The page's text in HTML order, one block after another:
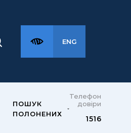
ENG
ПОШУК
ПОЛОНЕНИХ
Телефон
довіри
1516